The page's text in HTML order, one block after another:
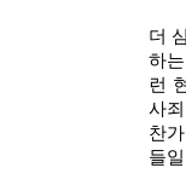
더
하
런
사
찬
들